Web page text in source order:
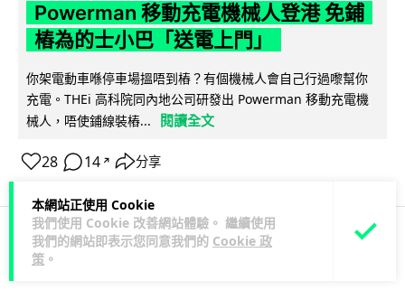
本網站正使用 Cookie
我們使用 Cookie 改善網站體驗。 繼續使用
我們的網站即表示您同意我們的 Cookie 政
策 。
Powerman 移動充電機械人登港 免鋪
樁為的士小巴「送電上門」
你架電動車喺停車場搵唔到樁？有個機械人會自己行過嚟幫你
充電。THEi 高科院同內地公司研發出 Powerman 移動充電機
械人，唔使鋪線裝樁...
閱讀全文
28 14 ↗ 分享
科技娛樂